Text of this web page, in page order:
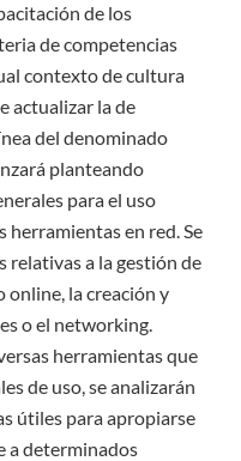
de los
de competencias
contexto de cultura
actualizar la de
del denominado
planteando
para el uso
herramientas en red. Se
relativas a la gestión de
la creación y
o el networking.
herramientas ­que
de uso, se analizarán
útiles para apropiarse
a determinados